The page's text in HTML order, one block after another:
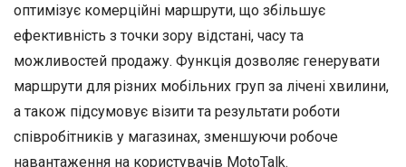
оптимізує комерційні маршрути, що збільшує
ефективність з точки зору відстані, часу та
можливостей продажу. Функція дозволяє генерувати
маршрути для різних мобільних груп за лічені хвилини,
а також підсумовує візити та результати роботи
співробітників у магазинах, зменшуючи робоче
навантаження на користувачів MotoTalk.